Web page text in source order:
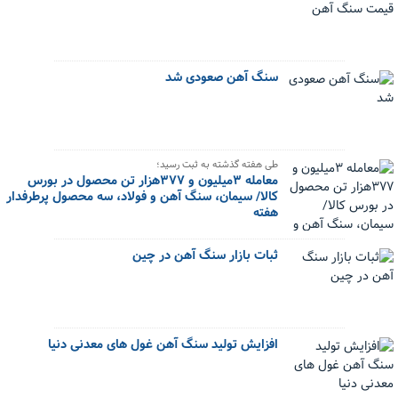
سنگ آهن صعودی شد
طی هفته گذشته به ثبت رسید؛
معامله ۳میلیون و ۳۷۷هزار تن محصول در بورس
کالا/ سیمان، سنگ آهن و فولاد، سه محصول پرطرفدار
هفته
ثبات بازار سنگ آهن در چین
افزایش تولید سنگ آهن غول های معدنی دنیا